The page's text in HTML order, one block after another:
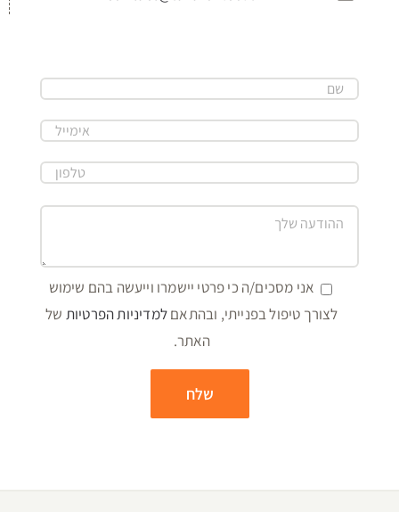
הצהרת נגישות
מדיניות-פרטיות
כל הזכויות שמורות לחברת "צפון תיירות ונופש" (א.י) ב
צפון תיירות ונופש(א.י) בע"מ - קיבוץ גשור ד.נ רמת הגולן 12942 - טל:
Created byYehuda Tiram - AtarimTR DO 4/22